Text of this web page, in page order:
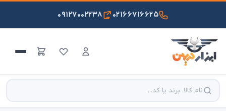
۰۲۱۶۶۷۱۶۶۲۵ ۰۹۱۲۷۰۰۲۲۳۸